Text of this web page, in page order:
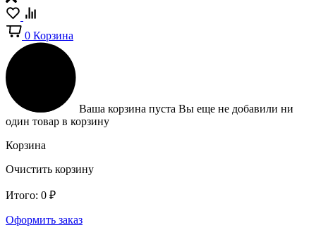
0 Корзина
Ваша корзина пуста Вы еще не добавили ни
один товар в корзину
Корзина
Очистить корзину
Итого: 0 ₽
Оформить заказ